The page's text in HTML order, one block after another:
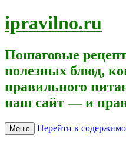
ipravilno.ru
Пошаговые
полезных блюд,
правильного
наш сайт — и
Меню Перейти к